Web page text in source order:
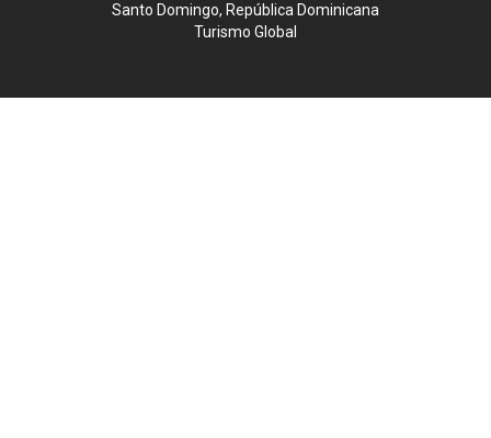
Santo Domingo, República Dominicana
Turismo Global